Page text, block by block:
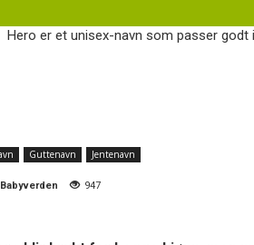
Hero er et unisex-navn som passer
Guttenavn Jentenavn
Babyverden 947